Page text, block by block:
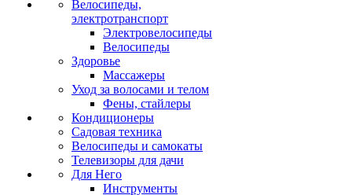
Велосипеды,
электротранспорт
Электровелосипеды
Велосипеды
Здоровье
Массажеры
Уход за волосами и телом
Фены, стайлеры
Кондиционеры
Садовая техника
Велосипеды и самокаты
Телевизоры для дачи
Для Него
Инструменты